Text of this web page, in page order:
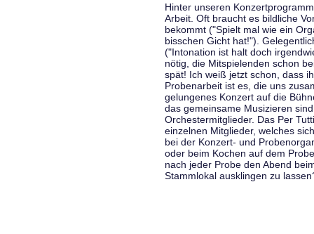
Hinter unseren
Arbeit. Oft braucht es bildliche
bekommt ("Spielt mal wie ein
bisschen Gicht hat!").
("Intonation ist halt doch
nötig, die Mitspielenden schon
spät! Ich weiß jetzt schon, dass
Probenarbeit ist es, die uns
gelungenes Konzert auf die
das gemeinsame Musizieren
Orchestermitglieder. Das Per
einzelnen Mitglieder, welches
bei der Konzert- und
oder beim Kochen auf dem
nach jeder Probe den Abend
Stammlokal ausklingen zu